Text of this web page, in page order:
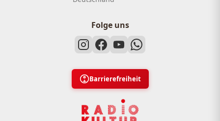
Folge uns
Barrierefreiheit